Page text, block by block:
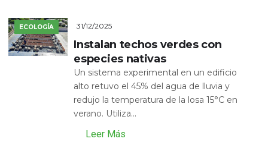
ECOLOGÍA 31/12/2025
Instalan techos verdes con
especies nativas
Un sistema experimental en un edificio
alto retuvo el 45% del agua de lluvia y
redujo la temperatura de la losa 15°C en
verano. Utiliza...
Leer Más